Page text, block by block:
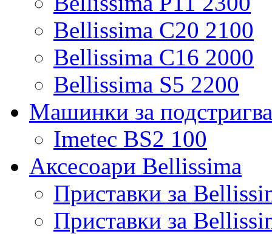
Bellissima C20 2100
Bellissima C16 2000
Bellissima S5 2200
Машинки за
Imetec BS2 100
Аксесоари Bellissima
Приставки за
Приставки за